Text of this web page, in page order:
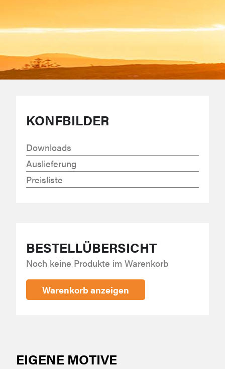
EIGENE MOTIVE
KONFBILDER
Downloads
Auslieferung
Preisliste
BESTELLÜBERSICHT
Noch keine Produkte im Warenkorb
Warenkorb anzeigen